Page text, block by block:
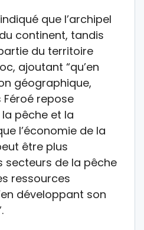
que l’archipel
continent, tandis
du territoire
ajoutant “qu’en
géographique,
Féroé repose
pêche et la
l’économie de la
être plus
secteurs de la pêche
ressources
développant son